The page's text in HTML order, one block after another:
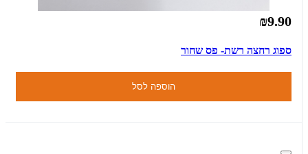
₪9.90
ספוג רחצה רשת- פס שחור
הוספה לסל